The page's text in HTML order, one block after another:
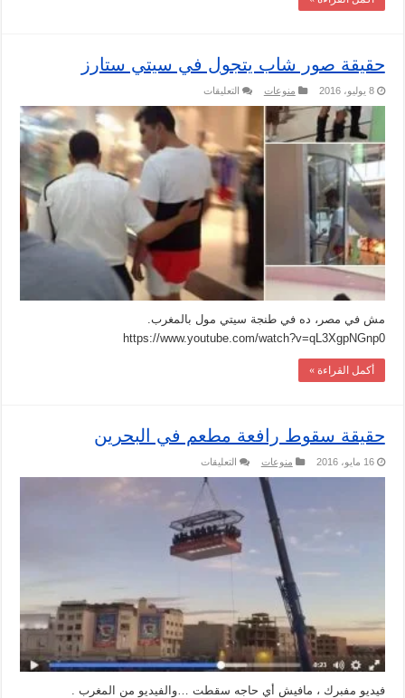
حقيقة صور شاب يتجول في سيتي ستارز
8 يوليو، 2016 منوعات التعليقات
صور
يتجول
في
مش في مصر، ده في طنجة سيتي مول بالمغرب.
https://www.youtube.com/watch?v=qL3XgpNGnp0
أكمل القراءة »
حقيقة سقوط رافعة مطعم في البحرين
16 مايو، 2016 منوعات التعليقات
في
البحرين
مغلقة
فيديو مفبرك ، مافيش أي حاجه سقطت …والفيديو من المغرب .